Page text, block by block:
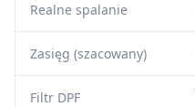
Realne spalanie
Zasięg (szacowany)
Filtr DPF